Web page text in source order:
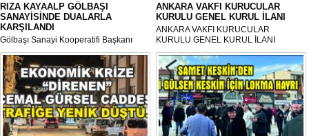
RIZA KAYAALP GÖLBAŞI
SANAYİSİNDE DUALARLA
KARŞILANDI
Gölbaşı Sanayi Kooperatifi Başkanı
Mehmet Aktay öncülüğünde, sanayi
esnafı adına düzenlenen anlamlı anma
programı Sanayi Camii’nde yoğun
katılımla gerçekleştirildi.
ANKARA VAKFI KURUCULAR
KURULU GENEL KURUL İLANI
ANKARA VAKFI KURUCULAR
KURULU GENEL KURUL İLANI